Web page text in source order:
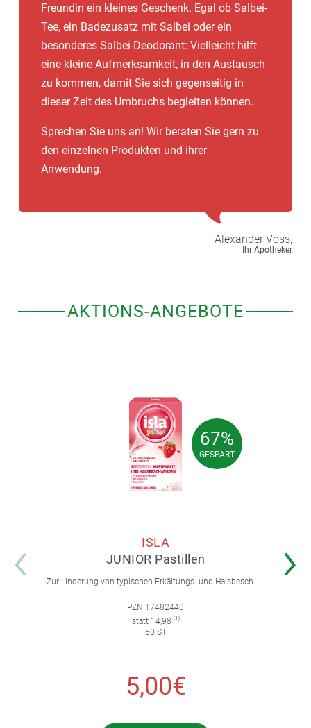
Freundin ein kleines Geschenk. Egal ob Salbei-
Tee, ein Badezusatz mit Salbei oder ein
besonderes Salbei-Deodorant: Vielleicht hilft
eine kleine Aufmerksamkeit, in den Austausch
zu kommen, damit Sie sich gegenseitig in
dieser Zeit des Umbruchs begleiten können.
Sprechen Sie uns an! Wir beraten Sie gern zu
den einzelnen Produkten und ihrer
Anwendung.
Alexander Voss,
Ihr Apotheker
AKTIONS-ANGEBOTE
67%
GESPART
67%
GESPART
ISLA
JUNIOR Pastillen
Zur Linderung von typischen Erkältungs- und Halsbeschwerden wie Hustenreiz und Heiserkeit. Für Kinder ab 4 Jahren.
PZN 17482440
statt 14,98 3)
50 ST
5,00€